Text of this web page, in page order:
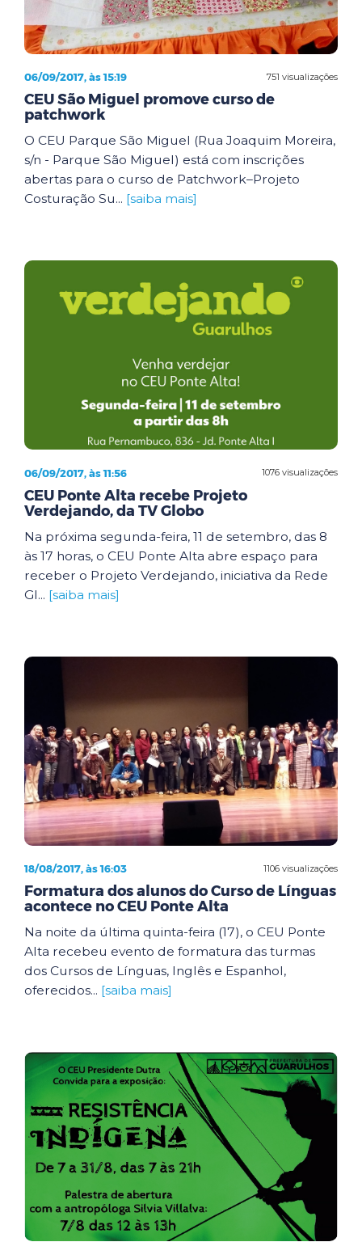
751 visualizações
06/09/2017, às 15:19
CEU São Miguel promove curso de
patchwork
O CEU Parque São Miguel (Rua Joaquim Moreira,
s/n - Parque São Miguel) está com inscrições
abertas para o curso de Patchwork–Projeto
Costuração Su... [saiba mais]
1076 visualizações
06/09/2017, às 11:56
CEU Ponte Alta recebe Projeto
Verdejando, da TV Globo
Na próxima segunda-feira, 11 de setembro, das 8
às 17 horas, o CEU Ponte Alta abre espaço para
receber o Projeto Verdejando, iniciativa da Rede
Gl... [saiba mais]
1106 visualizações
18/08/2017, às 16:03
Formatura dos alunos do Curso de Línguas
acontece no CEU Ponte Alta
Na noite da última quinta-feira (17), o CEU Ponte
Alta recebeu evento de formatura das turmas
dos Cursos de Línguas, Inglês e Espanhol,
oferecidos... [saiba mais]